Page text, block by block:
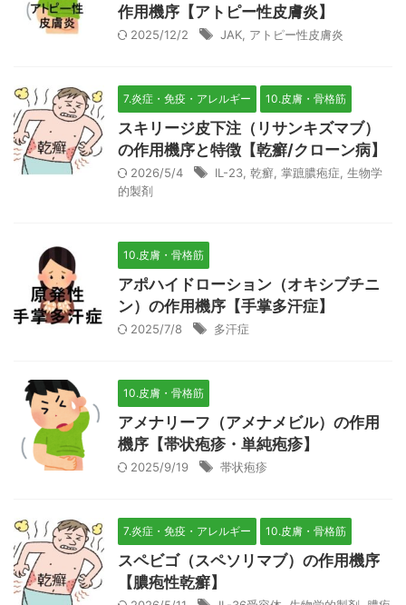
作用機序【アトピー性皮膚炎】
2025/12/2 JAK アトピー性皮膚炎
7.炎症・免疫・アレルギー 10.皮膚・骨格筋
スキリージ皮下注（リサンキズマブ）
の作用機序と特徴【乾癬/クローン病】
2026/5/4 IL-23 乾癬 掌蹠膿疱症 生物学
的製剤
10.皮膚・骨格筋
アポハイドローション（オキシブチニ
ン）の作用機序【手掌多汗症】
2025/7/8 多汗症
10.皮膚・骨格筋
アメナリーフ（アメナメビル）の作用
機序【帯状疱疹・単純疱疹】
2025/9/19 帯状疱疹
7.炎症・免疫・アレルギー 10.皮膚・骨格筋
スペビゴ（スペソリマブ）の作用機序
【膿疱性乾癬】